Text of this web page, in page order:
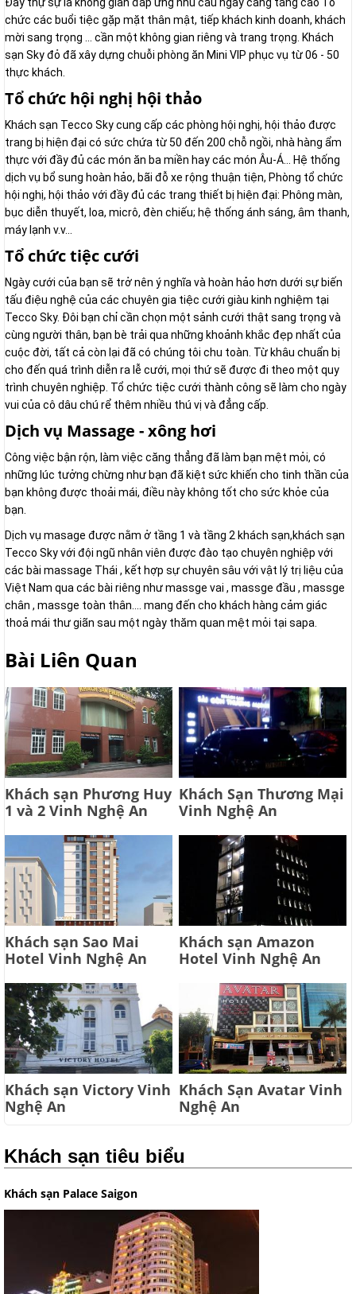
chức các buổi tiệc gặp mặt thân mật, tiếp khách kinh doanh, khách
mời sang trọng ... cần một không gian riêng và trang trọng. Khách
sạn Sky đỏ đã xây dựng chuỗi phòng ăn Mini VIP phục vụ từ 06 - 50
thực khách.
Tổ chức hội nghị hội thảo
Khách sạn Tecco Sky cung cấp các phòng hội nghị, hội thảo được
trang bị hiện đại có sức chứa từ 50 đến 200 chỗ ngồi, nhà hàng ẩm
thực với đầy đủ các món ăn ba miền hay các món Âu-Á… Hệ thống
dịch vụ bổ sung hoàn hảo, bãi đỗ xe rộng thuận tiện, Phòng tổ chức
hội nghị, hội thảo với đầy đủ các trang thiết bị hiện đại: Phông màn,
bục diễn thuyết, loa, micrô, đèn chiếu; hệ thống ánh sáng, âm thanh,
máy lạnh v.v...
Tổ chức tiệc cưới
Ngày cưới của bạn sẽ trở nên ý nghĩa và hoàn hảo hơn dưới sự biến
tấu điệu nghệ của các chuyên gia tiệc cưới giàu kinh nghiệm tại
Tecco Sky. Đôi bạn chỉ cần chọn một sảnh cưới thật sang trọng và
cùng người thân, bạn bè trải qua những khoảnh khắc đẹp nhất của
cuộc đời, tất cả còn lại đã có chúng tôi chu toàn. Từ khâu chuẩn bị
cho đến quá trình diễn ra lễ cưới, mọi thứ sẽ được đi theo một quy
trình chuyên nghiệp. Tổ chức tiệc cưới thành công sẽ làm cho ngày
vui của cô dâu chú rể thêm nhiều thú vị và đẳng cấp.
Dịch vụ Massage - xông hơi
Công việc bận rộn, làm việc căng thẳng đã làm bạn mệt mỏi, có
những lúc tưởng chừng như bạn đã kiệt sức khiến cho tinh thần của
bạn không được thoải mái, điều này không tốt cho sức khỏe của
bạn.
Dịch vụ masage được nằm ở tầng 1 và tầng 2 khách sạn,khách sạn
Tecco Sky với đội ngũ nhân viên được đào tạo chuyên nghiệp với
các bài massage Thái , kết hợp sự chuyên sâu với vật lý trị liệu của
Việt Nam qua các bài riêng như massge vai , massge đầu , massge
chân , massge toàn thân…. mang đến cho khách hàng cảm giác
thoả mái thư giãn sau một ngày thăm quan mệt mỏi tại sapa.
Bài Liên Quan
Khách sạn Phương Huy
1 và 2 Vinh Nghệ An
Khách Sạn Thương Mại
Vinh Nghệ An
Khách sạn Sao Mai
Hotel Vinh Nghệ An
Khách sạn Amazon
Hotel Vinh Nghệ An
Khách sạn Victory Vinh
Nghệ An
Khách Sạn Avatar Vinh
Nghệ An
Khách sạn tiêu biểu
Khách sạn Palace Saigon